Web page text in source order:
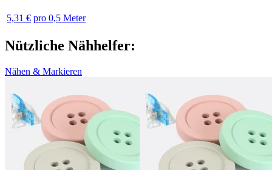
5,31 € pro 0,5 Meter
Nützliche Nähhelfer:
Nähen & Markieren